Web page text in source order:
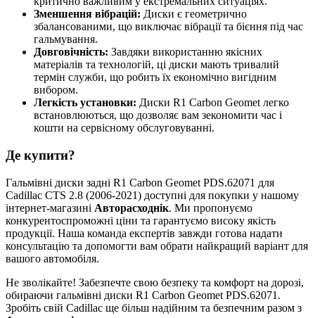
Зменшення вібрацій: Диски є геометрично
збалансованими, що виключає вібрації та бієння під час
гальмування.
Довговічність: Завдяки використанню якісних
матеріалів та технологій, ці диски мають тривалий
термін служби, що робить їх економічно вигідним
вибором.
Легкість установки: Диски R1 Carbon Geomet легко
встановлюються, що дозволяє вам зекономити час і
кошти на сервісному обслуговуванні.
Де купити?
Гальмівні диски задні R1 Carbon Geomet PDS.62071 для
Cadillac CTS 2.8 (2006-2021) доступні для покупки у нашому
інтернет-магазині Авторасходнік. Ми пропонуємо
конкурентоспроможні ціни та гарантуємо високу якість
продукції. Наша команда експертів завжди готова надати
консультацію та допомогти вам обрати найкращий варіант для
вашого автомобіля.
Не зволікайте! Забезпечте свою безпеку та комфорт на дорозі,
обираючи гальмівні диски R1 Carbon Geomet PDS.62071.
Зробіть свій Cadillac ще більш надійним та безпечним разом з